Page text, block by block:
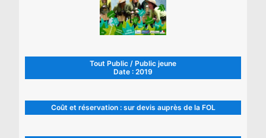
Tout Public / Public jeune
Date : 2019
Coût et réservation : sur devis auprès de la FOL